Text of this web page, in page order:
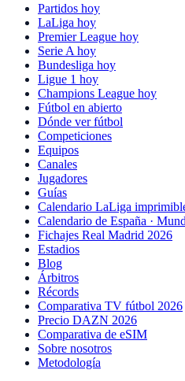
Partidos hoy
LaLiga hoy
Premier League hoy
Serie A hoy
Bundesliga hoy
Ligue 1 hoy
Champions League hoy
Fútbol en abierto
Dónde ver fútbol
Competiciones
Equipos
Canales
Jugadores
Guías
Calendario LaLiga
Calendario de España ·
Fichajes Real Madrid 2026
Estadios
Blog
Árbitros
Récords
Comparativa TV fútbol 2026
Precio DAZN 2026
Comparativa de eSIM
Sobre nosotros
Metodología